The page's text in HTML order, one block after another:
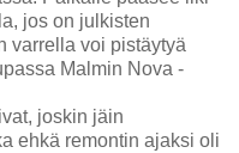
jos on julkisten
varrella voi pistäytyä
Malmin Nova -
joskin jäin
ehkä remontin ajaksi oli